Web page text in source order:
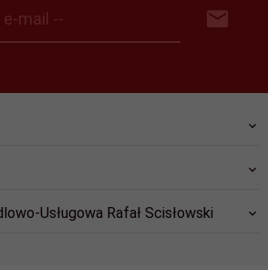
mail --
Usługowa Rafał Scisłowski